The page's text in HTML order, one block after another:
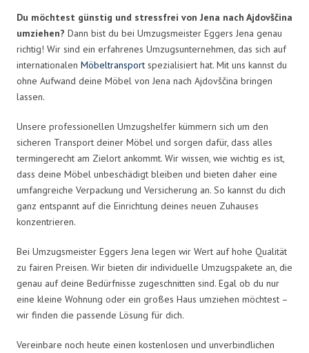
Du möchtest günstig und stressfrei von Jena nach Ajdovščina
umziehen? Dann bist du bei Umzugsmeister Eggers Jena genau
richtig! Wir sind ein erfahrenes Umzugsunternehmen, das sich auf
internationalen Möbeltransport spezialisiert hat. Mit uns kannst du
ohne Aufwand deine Möbel von Jena nach Ajdovščina bringen
lassen.
Unsere professionellen Umzugshelfer kümmern sich um den
sicheren Transport deiner Möbel und sorgen dafür, dass alles
termingerecht am Zielort ankommt. Wir wissen, wie wichtig es ist,
dass deine Möbel unbeschädigt bleiben und bieten daher eine
umfangreiche Verpackung und Versicherung an. So kannst du dich
ganz entspannt auf die Einrichtung deines neuen Zuhauses
konzentrieren.
Bei Umzugsmeister Eggers Jena legen wir Wert auf hohe Qualität
zu fairen Preisen. Wir bieten dir individuelle Umzugspakete an, die
genau auf deine Bedürfnisse zugeschnitten sind. Egal ob du nur
eine kleine Wohnung oder ein großes Haus umziehen möchtest –
wir finden die passende Lösung für dich.
Vereinbare noch heute einen kostenlosen und unverbindlichen